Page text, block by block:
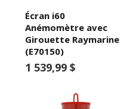
Écran i60
Anémomètre avec
Girouette Raymarine
(E70150)
1 539,99 $